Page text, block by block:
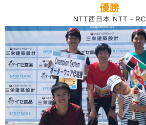
優勝
NTT西日本 NTT－RC